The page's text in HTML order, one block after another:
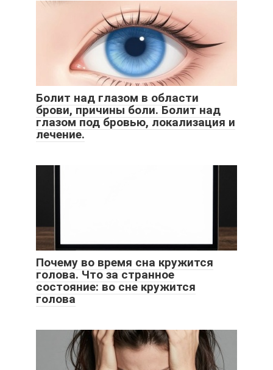
Болит над глазом в области
брови, причины боли. Болит над
глазом под бровью, локализация и
лечение.
Почему во время сна кружится
голова. Что за странное
состояние: во сне кружится
голова